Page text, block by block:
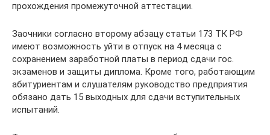
прохождения промежуточной аттестации.
Заочники согласно второму абзацу статьи 173 ТК РФ
имеют возможность уйти в отпуск на 4 месяца с
сохранением заработной платы в период сдачи гос.
экзаменов и защиты диплома. Кроме того, работающим
абитуриентам и слушателям руководство предприятия
обязано дать 15 выходных для сдачи вступительных
испытаний.